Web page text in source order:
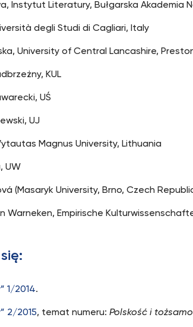
Instytut Literatury, Bułgarska Akademia
degli Studi di Cagliari, Italy
University of Central Lancashire,
KUL
UŚ
UJ
Magnus University, Lithuania
UW
(Masaryk University, Brno, Czech
Warneken, Empirische
1/2014.
2/2015, temat numeru:Polskość i